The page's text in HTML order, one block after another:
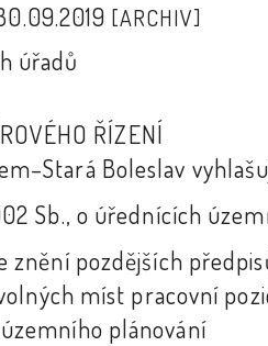
[ARCHIV]
úřadů
ŘÍZENÍ
Boleslav
Sb., o úřednících
znění pozdějších
míst pracovní
plánování